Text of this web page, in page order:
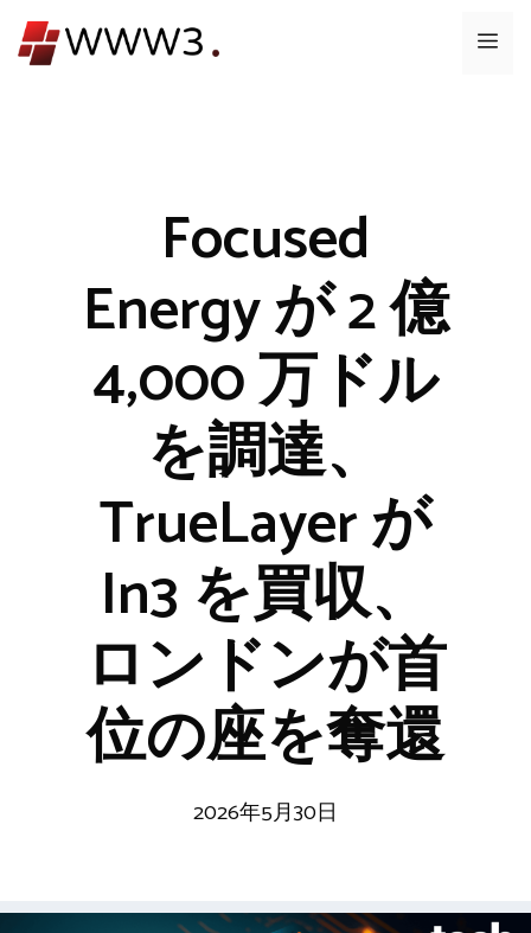
ン
メ
Focused
Energy が 2 億
4,000 万ドル
を調達、
TrueLayer が
In3 を買収、
ロンドンが首
位の座を奪還
2026年5月30日